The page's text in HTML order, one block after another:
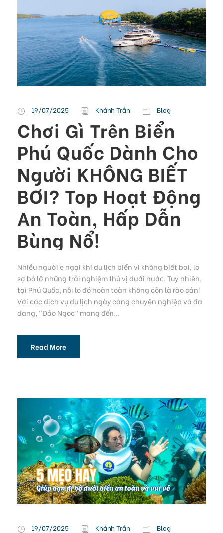
19/07/2025 Khánh Trần Blog
Chơi Gì Trên Biển
Phú Quốc Dành Cho
Người KHÔNG BIẾT
BƠI? Top Hoạt Động
An Toàn, Hấp Dẫn
Bùng Nổ!
Nhiều người e ngại khi du lịch biển vì không biết bơi, lo
sợ bỏ lỡ những trải nghiệm thú vị dưới nước. Tuy nhiên,
tại Phú Quốc, nỗi lo đó hoàn toàn không còn là rào cản!
Với các dịch vụ du lịch ngày càng chuyên nghiệp và đa
dạng, “Đảo Ngọc” mang đến...
Read More
19/07/2025 Khánh Trần Blog